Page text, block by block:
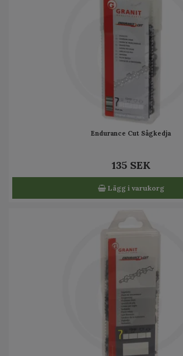
Endurance Cut Sågkedja
135 SEK
Lägg i varukorg